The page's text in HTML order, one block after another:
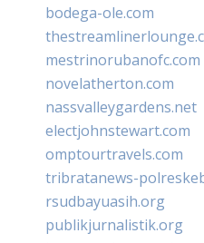
bodega-ole.com
mestrinorubanofc.com
novelatherton.com
nassvalleygardens.net
electjohnstewart.com
omptourtravels.com
tribratanews-
rsudbayuasih.org
publikjurnalistik.org